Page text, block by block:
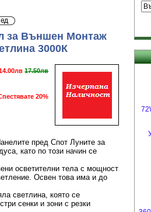
за Външен Монтаж
3000К
17.50лв
20%
пред Спот Луните за
като по този начин се
осветителни тела с мощност
Освен това има и до
светлина, която се
сенки и зони с резки